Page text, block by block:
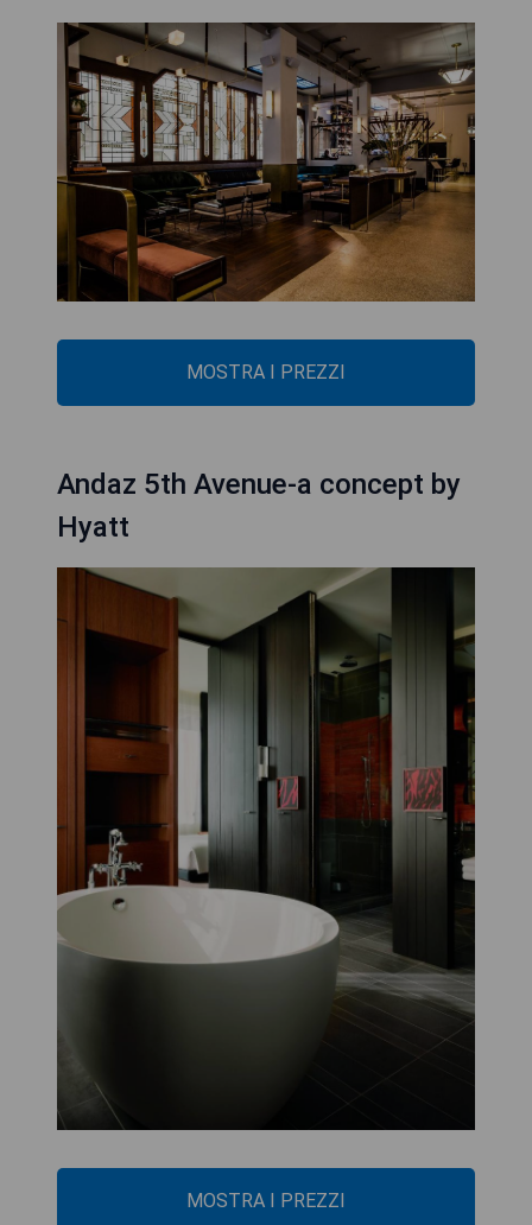
MOSTRA I PREZZI
Andaz 5th Avenue-a concept by
Hyatt
MOSTRA I PREZZI